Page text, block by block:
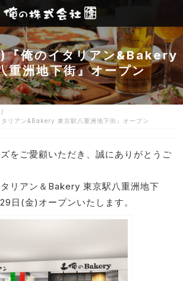
『俺のイタリアン&Bakery
重洲地下街』オープン
/
リアン&Bakery 東京駅八重洲地下街』オープン
をご愛顧いただき、誠にありがとうご
リアン＆Bakery 東京駅八重洲地下
日(金)オープンいたします。